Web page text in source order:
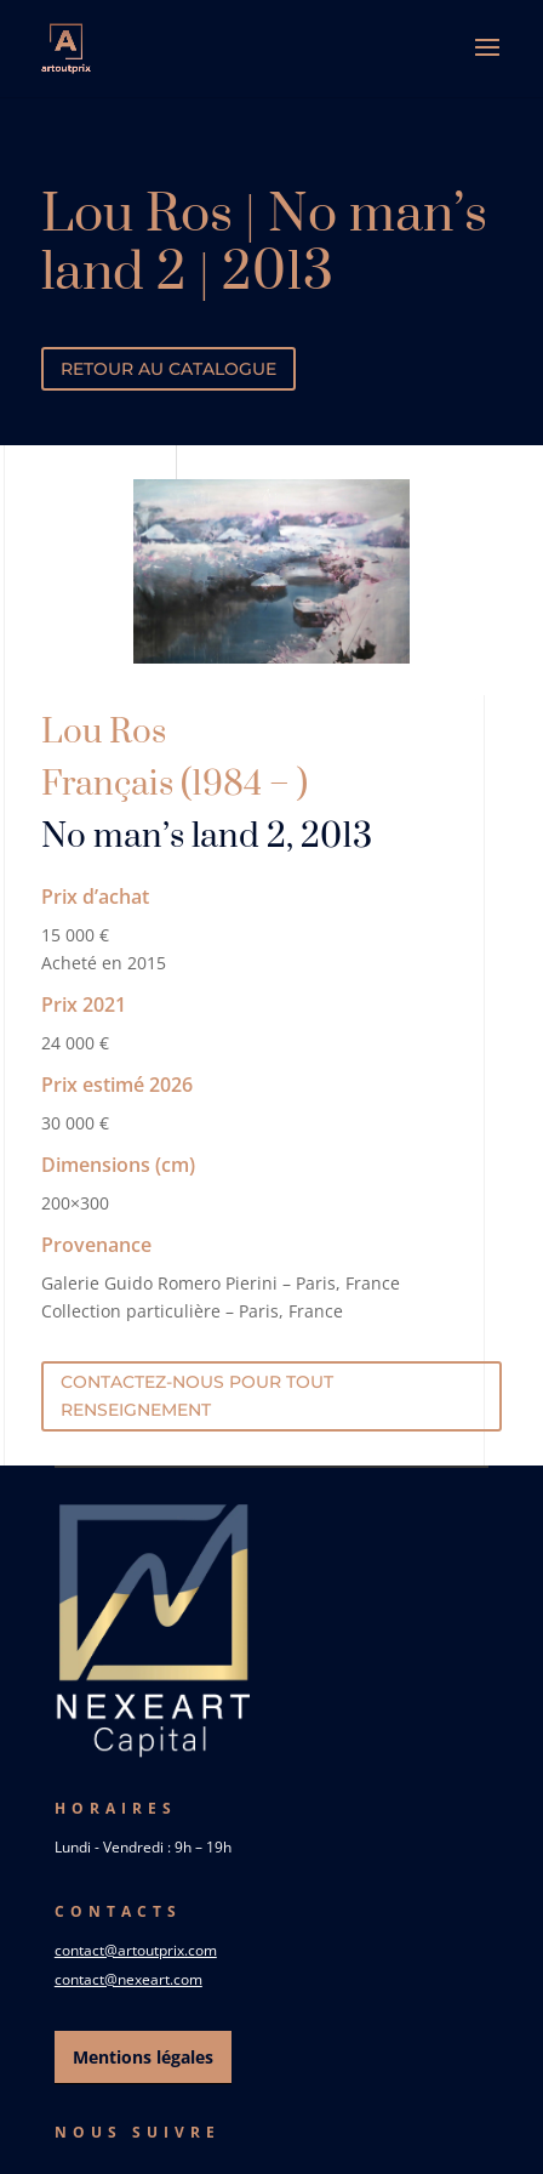
Lou Ros | No man’s
land 2 | 2013
RETOUR AU CATALOGUE
Lou Ros
Français (1984 – )
No man’s land 2, 2013
Prix d’achat
15 000 €
Acheté en 2015
Prix 2021
24 000 €
Prix estimé 2026
30 000 €
Dimensions (cm)
200×300
Provenance
Galerie Guido Romero Pierini – Paris, France
Collection particulière – Paris, France
CONTACTEZ-NOUS POUR TOUT
RENSEIGNEMENT
HORAIRES
Lundi - Vendredi : 9h – 19h
CONTACTS
contact@artoutprix.com
contact@nexeart.com
Mentions légales
NOUS SUIVRE